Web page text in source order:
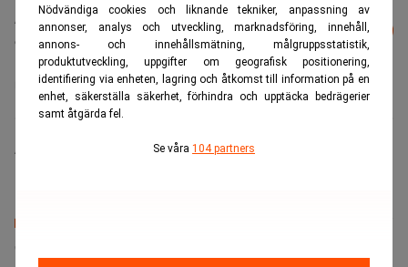
Nödvändiga cookies och liknande tekniker, anpassning av
annonser, analys och utveckling, marknadsföring, innehåll,
annons- och innehållsmätning, målgruppsstatistik,
produktutveckling, uppgifter om geografisk positionering,
identifiering via enheten, lagring och åtkomst till information på en
enhet, säkerställa säkerhet, förhindra och upptäcka bedrägerier
samt åtgärda fel.
Se våra 104 partners
Läs mer från Realtid - vårt nyhetsbrev
är kostnadsfritt:
Prenumerera
Industri
Anders Frick
Senaste lediga jobben